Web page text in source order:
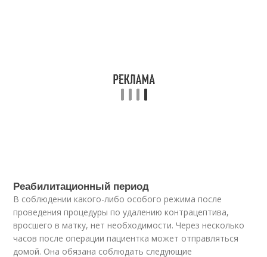
Реабилитационный период
В соблюдении какого-либо особого режима после
проведения процедуры по удалению контрацептива,
вросшего в матку, нет необходимости. Через несколько
часов после операции пациентка может отправляться
домой. Она обязана соблюдать следующие